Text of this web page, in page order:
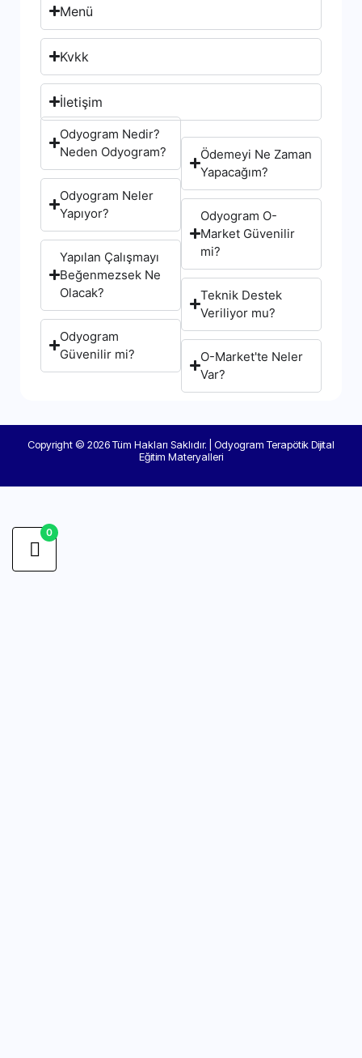
Menü
Kvkk
İletişim
Odyogram Nedir?
Neden Odyogram?
Odyogram Neler
Yapıyor?
Yapılan Çalışmayı
Beğenmezsek Ne
Olacak?
Odyogram
Güvenilir mi?
Ödemeyi Ne Zaman
Yapacağım?
Odyogram O-
Market Güvenilir
mi?
Teknik Destek
Veriliyor mu?
O-Market'te Neler
Var?
Copyright © 2026 Tüm Hakları Saklıdır. | Odyogram Terapötik Dijital
Eğitim Materyalleri
0